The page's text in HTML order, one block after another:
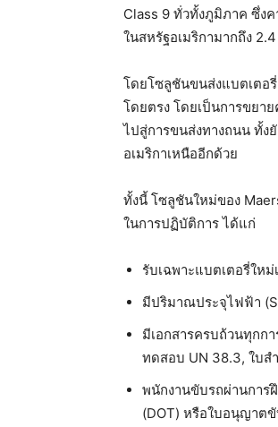
Class 9 ทั่วทั้งภูมิภาค ซึ่ง
ในสหรัฐอเมริกามากถึง
โดยโซลูชันขนส่งแบตเตอ
โดยตรง โดยเป็นการขยา
ไปสู่การขนส่งทางถนน ทั้ง
อเมริกาเหนืออีกด้วย
ทั้งนี้ โซลูชันใหม่ของ
ในการปฏิบัติการ ได้แก่
รับเฉพาะแบตเตอรี่ให
มีปริมาณประจุไฟฟ้า
มีเอกสารครบถ้วนทุกก
ทดสอบ UN 38.3, ใบส
พนักงานขับรถผ่านการ
(DOT) หรือใบอนุญาต